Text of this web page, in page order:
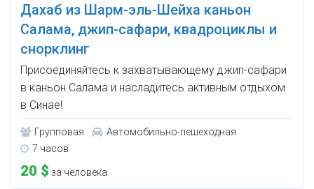
Дахаб из Шарм-эль-Шейха каньон
Салама, джип-сафари, квадроциклы и
снорклинг
Присоединяйтесь к захватывающему джип-сафари
в каньон Салама и насладитесь активным отдыхом
в Синае!
Групповая
Автомобильно-пешеходная
7 часов
20 $ за человека